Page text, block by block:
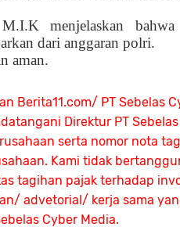
menjelaskan bahwa
dari anggaran polri.
aman.
Berita11.com/ PT Sebelas
Direktur PT
serta nomor nota
Kami tidak
tagihan pajak terhadap
advetorial/ kerja sama
Cyber Media.